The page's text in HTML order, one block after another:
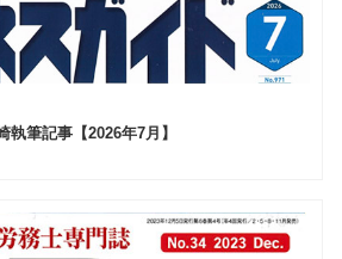
執筆記事【2026年7月】